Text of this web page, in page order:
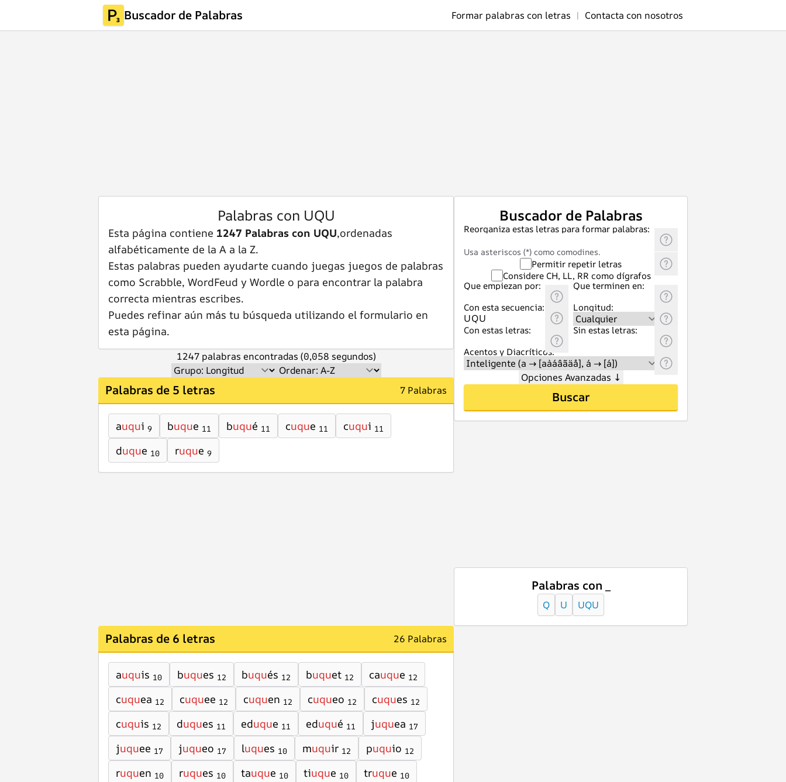
Buscador de Palabras Formar palabras con letras | Contacta con nosotros
Palabras con UQU
Esta página contiene 1247 Palabras con UQU,ordenadas
alfabéticamente de la A a la Z.
Estas palabras pueden ayudarte cuando juegas juegos de palabras
como Scrabble, WordFeud y Wordle o para encontrar la palabra
correcta mientras escribes.
Puedes refinar aún más tu búsqueda utilizando el formulario en
esta página.
1247 palabras encontradas (0,058 segundos)
Palabras de 5 letras 7 Palabras
auqui 9 buque 11 buqué 11 cuque 11 cuqui 11
duque 10 ruque 9
Palabras de 6 letras 26 Palabras
auquis 10 buques 12 buqués 12 buquet 12 cauque 12
cuquea 12 cuquee 12 cuquen 12 cuqueo 12 cuques 12
cuquis 12 duques 11 eduque 11 eduqué 11 juquea 17
juquee 17 juqueo 17 luques 10 muquir 12 puquio 12
ruquen 10 ruques 10 tauque 10 tiuque 10 truque 10
Buscador de Palabras
Reorganiza estas letras para formar palabras:
Usa asteriscos (*) como comodines.
Permitir repetir letras
Considere CH, LL, RR como dígrafos
Que empiezan por:
Que terminen en:
Con esta secuencia:
Longitud:
Con estas letras:
Sin estas letras:
Acentos y Diacríticos:
Opciones Avanzadas ↓
Buscar
Palabras con _
Q U UQU